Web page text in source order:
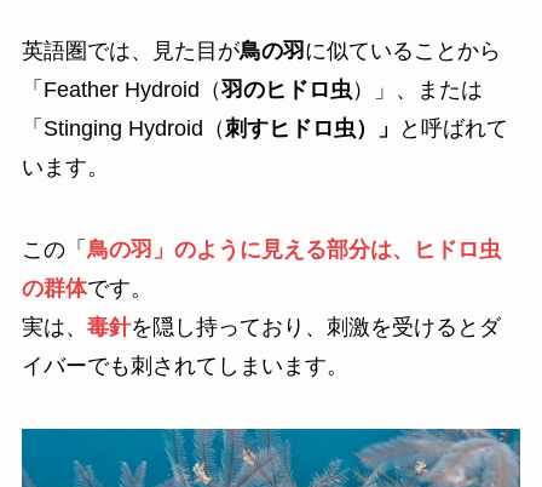
英語圏では、見た目が鳥の羽に似ていることから
「Feather Hydroid（羽のヒドロ虫）」、または
「Stinging Hydroid（刺すヒドロ虫）」
と呼ばれて
います。
この「 鳥の羽」のように見える部分は、ヒドロ虫
の群体です。
実は、 毒針を隠し持っており、刺激を受けるとダ
イバーでも刺されてしまいます。